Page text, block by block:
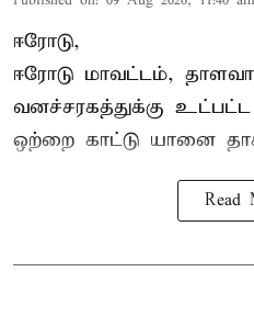
ஈரோடு,
ஈரோடு மாவட்டம்,
வனச்சரகத்துக்கு
ஒற்றை காட்டு யானை
Read